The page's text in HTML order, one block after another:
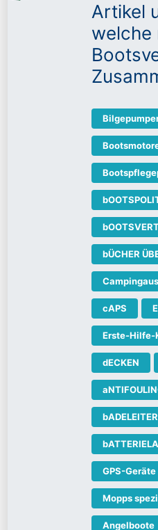
Artikel
welche
bÜCHER
cAPS
Erste-Hilfe-
dECKEN
GPS-Geräte
Mopps
Angelboote